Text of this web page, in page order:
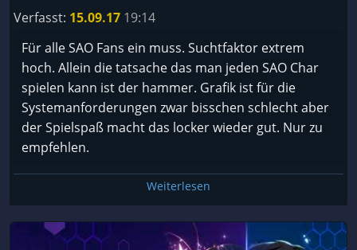
etwas frische ins Gameplay was mehr Abwechslung
nicht enttäuscht und kann schöne Stunden mit den
ganzen Charakteren verbringen. Für Fremde des
Franchise rate ich allerdings, sofern man die
Charaktere und die Hintergrundgeschichte nicht
kennt, vom Kauf ab, da man sonst zuviel verpasst
und viele Referenzen nicht versteht und meiner
Meinung nach genau davon lebt.
Verfasst: 15.09.17 19:14
Für alle SAO Fans ein muss. Suchtfaktor extrem
hoch. Allein die tatsache das man jeden SAO Char
spielen kann ist der hammer. Grafik ist für die
Systemanforderungen zwar bisschen schlecht aber
der Spielspaß macht das locker wieder gut. Nur zu
empfehlen.
Weiterlesen